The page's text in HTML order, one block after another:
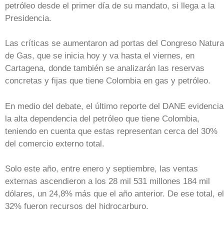
petróleo desde el primer día de su mandato, si llega a la
Presidencia.
Las críticas se aumentaron ad portas del Congreso
de Gas, que se inicia hoy y va hasta el viernes, en
Cartagena, donde también se analizarán las reservas
concretas y fijas que tiene Colombia en gas y petróleo.
En medio del debate, el último reporte del DANE evidencia
la alta dependencia del petróleo que tiene Colombia,
teniendo en cuenta que estas representan cerca del 30%
del comercio externo total.
Solo este año, entre enero y septiembre, las ventas
externas ascendieron a los 28 mil 531 millones 184 mil
dólares, un 24,8% más que el año anterior. De ese total, el
32% fueron recursos del hidrocarburo.